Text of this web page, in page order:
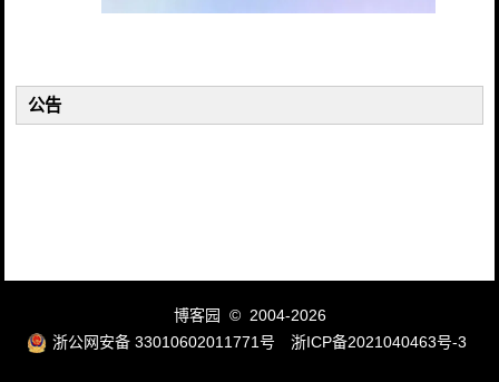
公告
博客园
© 2004-2026
浙公网安备 33010602011771号
浙ICP备2021040463号-3